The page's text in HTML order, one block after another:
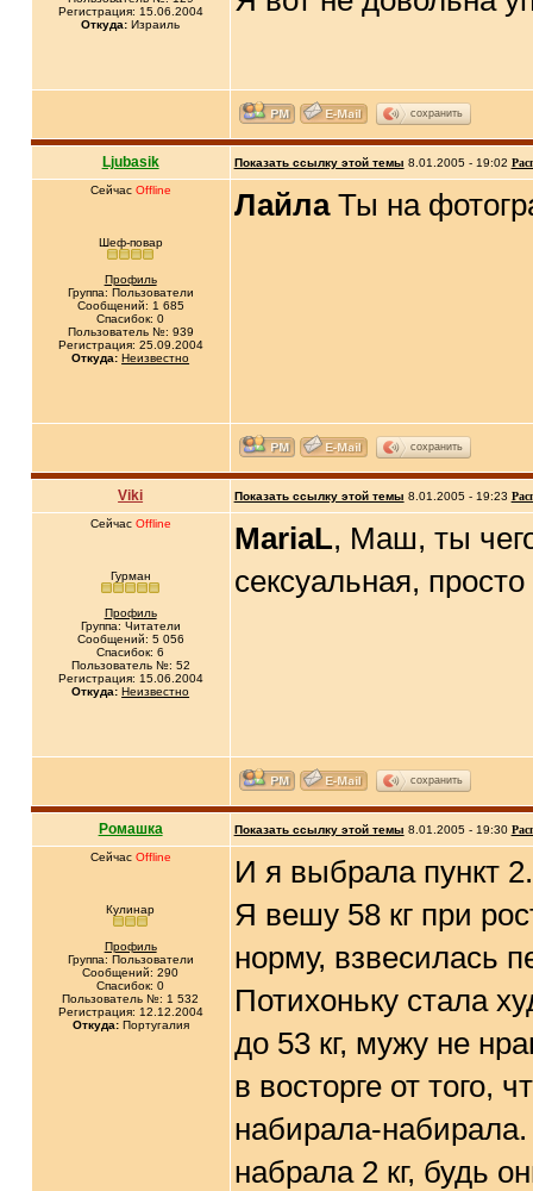
Регистрация: 15.06.2004
Откуда: Израиль
сохранить
Ljubasik Показать ссылку этой темы 8.01.2005 - 19:02
Сейчас Offline
Шеф-повар
Профиль
Группа: Пользователи
Сообщений: 1 685
Спасибок: 0
Пользователь №: 939
Регистрация: 25.09.2004
Откуда: Неизвестно
ЛайлаТы на
сохранить
Viki Показать ссылку этой темы 8.01.2005 - 19:23
Сейчас Offline
Гурман
Профиль
Группа: Читатели
Сообщений: 5 056
Спасибок: 6
Пользователь №: 52
Регистрация: 15.06.2004
Откуда: Неизвестно
MariaL, Маш, ты
сексуальная,
сохранить
Ромашка Показать ссылку этой темы 8.01.2005 - 19:30
Сейчас Offline
Кулинар
Профиль
Группа: Пользователи
Сообщений: 290
Спасибок: 0
Пользователь №: 1 532
Регистрация: 12.12.2004
Откуда:Португалия
И я выбрала пункт 2.
Я вешу 58 кг при
норму, взвесилась
Потихоньку стала
до 53 кг, мужу не
в восторге от того,
набирала-
набрала 2 кг, будь